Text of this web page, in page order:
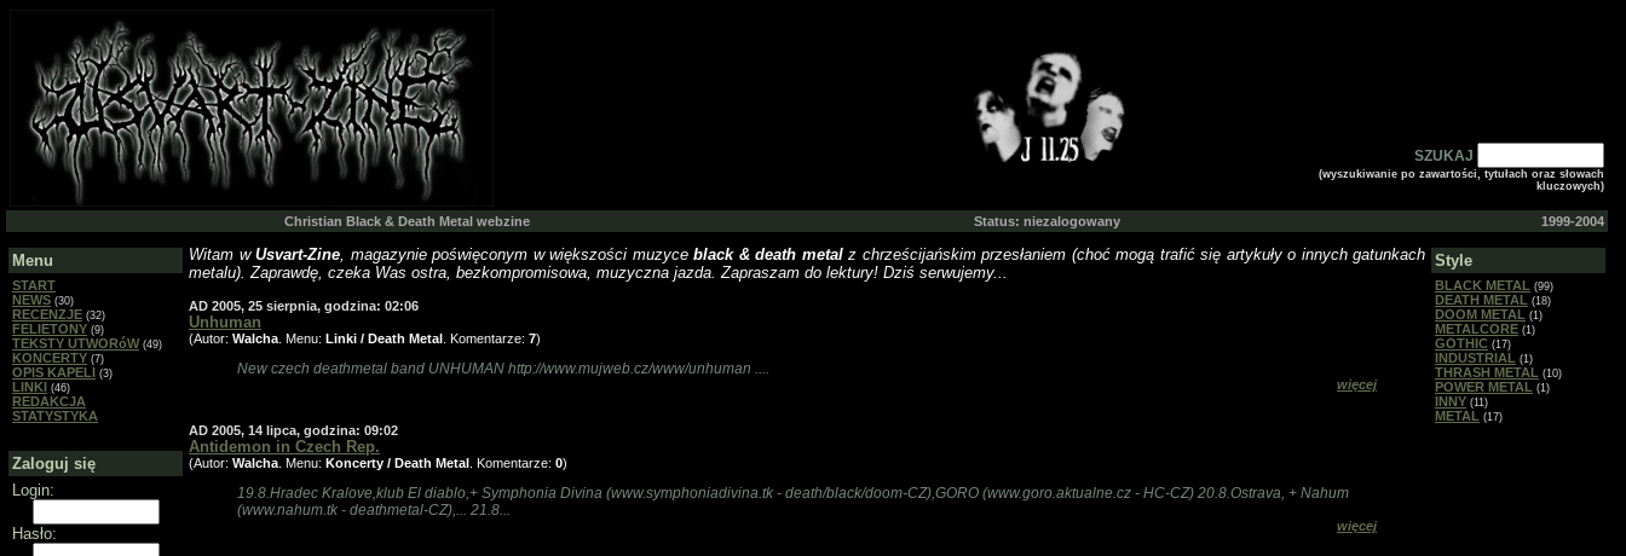
SZUKAJ
(wyszukiwanie po zawartości, tytułach oraz słowach
kluczowych)
Christian Black & Death Metal webzine Status: niezalogowany 1999-2004
Menu
START
NEWS (30)
RECENZJE (32)
FELIETONY (9)
TEKSTY UTWORóW (49)
KONCERTY (7)
OPIS KAPELI (3)
LINKI (46)
REDAKCJA
STATYSTYKA
Zaloguj się
Login:
Hasło:
Witam w Usvart-Zine, magazynie poświęconym w większości muzyce black & death metalz chrześcijańskim przesłaniem (choć mogą trafić się artykuły o innych gatunkach
metalu). Zaprawdę, czeka Was ostra, bezkompromisowa, muzyczna jazda. Zapraszam do lektury! Dziś serwujemy...
AD 2005, 25 sierpnia, godzina: 02:06
Unhuman
(Autor: Walcha . Menu: Linki / Death Metal . Komentarze: 7)
New czech deathmetal band UNHUMAN http://www.mujweb.cz/www/unhuman ....
więcej
AD 2005, 14 lipca, godzina: 09:02
Antidemon in Czech Rep.
(Autor: Walcha . Menu: Koncerty / Death Metal . Komentarze: 0)
19.8.Hradec Kralove,klub El diablo,+ Symphonia Divina (www.symphoniadivina.tk - death/black/doom-CZ),GORO (www.goro.aktualne.cz - HC-CZ) 20.8.Ostrava, + Nahum
(www.nahum.tk - deathmetal-CZ),... 21.8...
więcej
Style
BLACK METAL (99)
DEATH METAL (18)
DOOM METAL (1)
METALCORE (1)
GOTHIC (17)
INDUSTRIAL (1)
THRASH METAL (10)
POWER METAL (1)
INNY (11)
METAL (17)